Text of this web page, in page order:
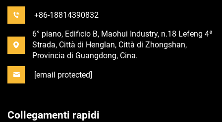
+86-18814390832
6° piano, Edificio B, Maohui Industry, n.18 Lefeng 4ª
Strada, Città di Henglan, Città di Zhongshan,
Provincia di Guangdong, Cina.
[email protected]
Collegamenti rapidi